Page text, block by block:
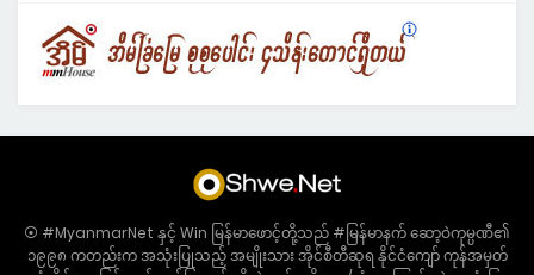
⦿ #MyanmarNet နှင့် Win မြန်မာဖောင့်တို့သည် #မြန်မာနက် ဆော့ဝဲကုမ္ပဏီ၏
၁၉၉၈ ကတည်းက အသုံးပြုသည့် အမျိုးသား အိုင်စီတီဆုရ နိုင်ငံကျော် ကုန်အမှတ်